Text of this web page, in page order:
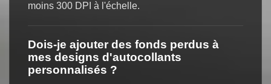
moins 300 DPI à l'échelle.
Dois-je ajouter des fonds perdus à
mes designs d'autocollants
personnalisés ?